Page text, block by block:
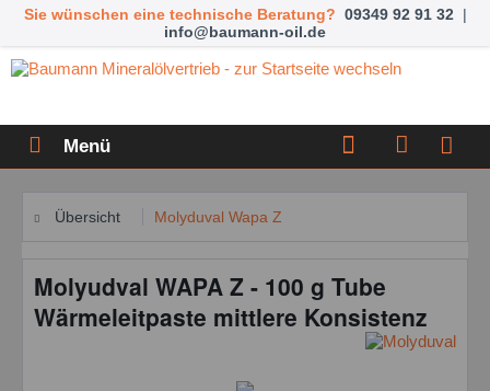
Sie wünschen eine technische Beratung? 09349 92 91 32 |
info@baumann-oil.de
Menü
Übersicht Molyduval Wapa Z
Molyudval WAPA Z - 100 g Tube
Wärmeleitpaste mittlere Konsistenz